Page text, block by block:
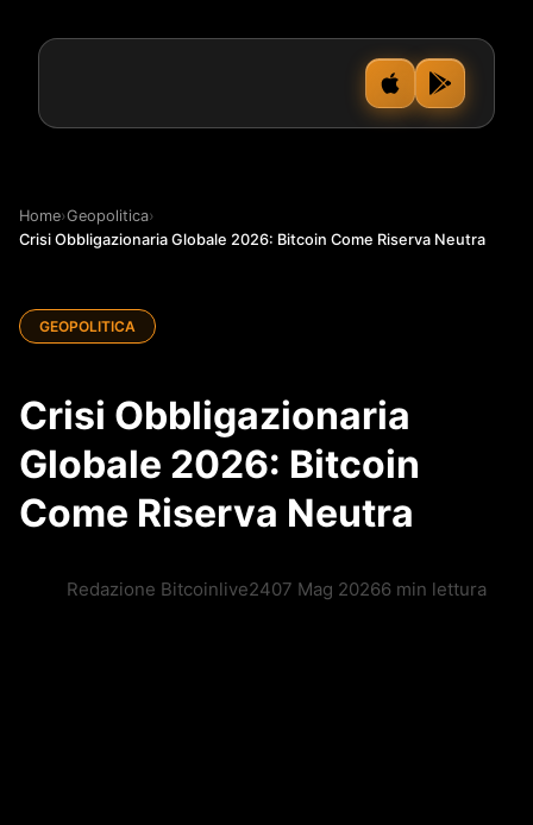
Home›Geopolitica›
Crisi Obbligazionaria Globale 2026: Bitcoin Come Riserva Neutra
GEOPOLITICA
Crisi Obbligazionaria
Globale 2026: Bitcoin
Come Riserva Neutra
Redazione Bitcoinlive2407 Mag 20266 min lettura